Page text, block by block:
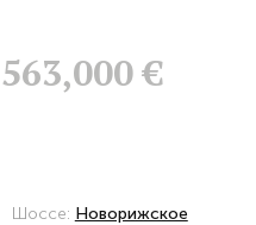
563,000 €
Шоссе: Новорижское